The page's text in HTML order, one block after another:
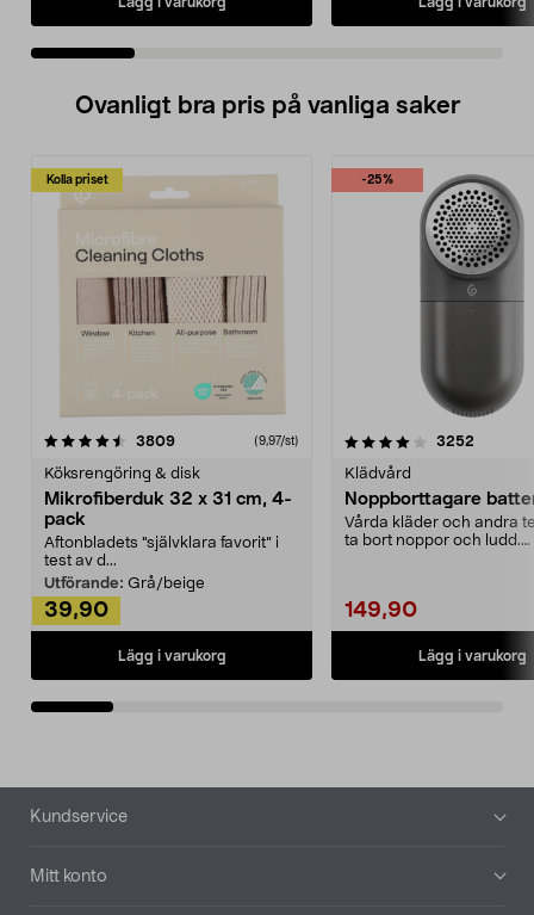
Ovanligt bra pris på vanliga saker
Kolla priset
3809recensioner (9,97/st)
Köksrengöring & disk
Mikrofiberduk 32 x 31 cm, 4-
pack
Aftonbladets "självklara favorit” i
test av d...
Utförande: Grå/beige
39,90
Lägg i varukorg
-25%
4.0av 5 stjärnor 3252
Klädvård
Noppborttagare
Vårda kläder och andra
ta bort noppor och ludd.
149,90
Lägg i varukorg
4.5av 5 stjärnor
Sidfot
Kundservice
Mitt konto